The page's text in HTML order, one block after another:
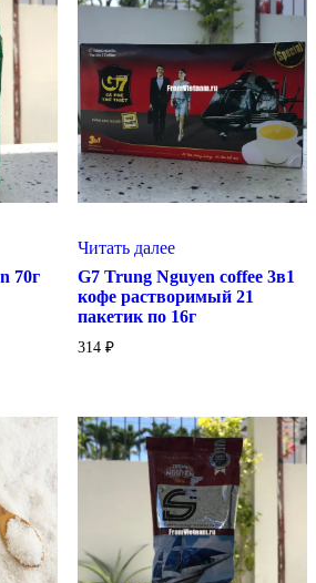
70г
Читать далее
G7 Trung Nguyen coffee 3в1
кофе растворимый 21
пакетик по 16г
314 ₽